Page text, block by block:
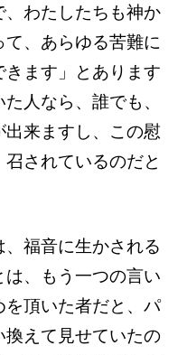
わたしたちも神か
、あらゆる苦難に
ます」とあります
人なら、誰でも、
出来ますし、この慰
されているのだと
福音に生かされる
、もう一つの言い
頂いた者だと、パ
換えて見せていたの